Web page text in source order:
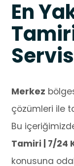
En
Merkez
çözümleri ile
Bu
Tamiri | 7/24
konusuna